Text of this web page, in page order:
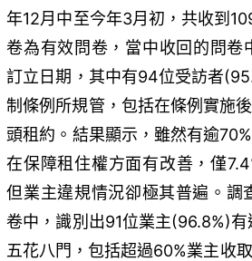
年12月中至今年3月初，共收到
卷為有效問卷，當中收回的問卷
訂立日期，其中有94位受訪者
制條例所規管，包括在條例實施
頭租約。結果顯示，雖然有逾
在保障租住權方面有改善，僅
但業主違規情況卻極其普遍。調
卷中，識別出91位業主(96.8%)
五花八門，包括超過60%業主收